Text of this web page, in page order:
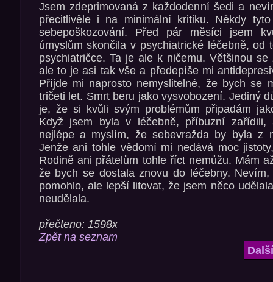
Jsem zdeprimovaná z každodenní šedi a
přecitlivěle i na minimální kritiku. Někdy
sebepoškozování. Před pár měsíci jsem
úmyslům skončila v psychiatrické léčebně, od
psychiatričce. Ta je ale k ničemu. Většinou
ale to je asi tak vše a předepíše mi
Příjde mi naprosto nemyslitelné, že bych se
tričeti let. Smrt beru jako vysvobození. Jediný
je, že si kvůli svým problémům připadám
Když jsem byla v léčebně, příbuzní
nejlépe a myslím, že sebevražda by byla z
Jenže ani tohle vědomí mi nedává moc
Rodině ani přátelům tohle říct nemůžu. Mám
že bych se dostala znovu do léčebny.
pomohlo, ale lepší litovat, že jsem něco
neudělala.
přečteno: 1598x
Zpět na seznam